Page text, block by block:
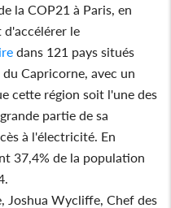
la COP21 à Paris, en
d'accélérer le
dans 121 pays situés
Capricorne, avec un
cette région soit l'une des
partie de sa
à l'électricité. En
37,4% de la population
Joshua Wycliffe, Chef des